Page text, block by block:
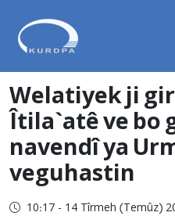
Welatiyek ji
Îtila`atê ve bo
navendî ya
veguhastin
10:17 - 14 Tîrmeh (Temûz)